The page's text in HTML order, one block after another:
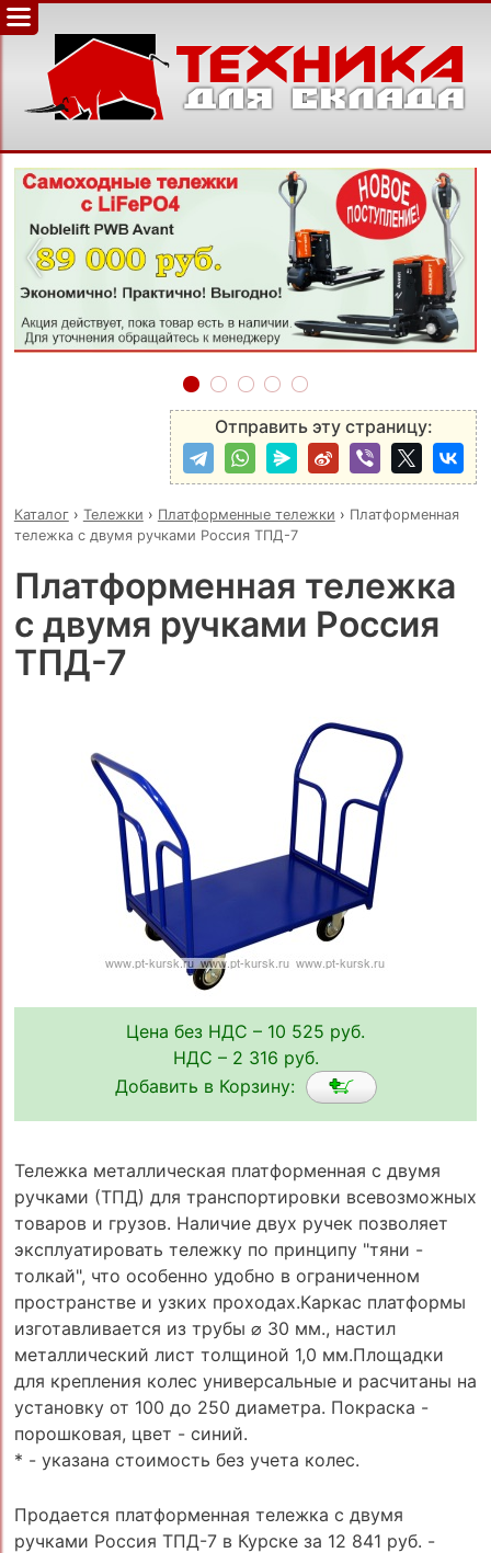
‹ ›
Отправить эту страницу:
Каталог› Тележки › Платформенные тележки › Платформенная
тележка с двумя ручками Россия ТПД-7
Платформенная тележка
с двумя ручками Россия
ТПД-7
Цена без НДС – 10 525 руб.
НДС – 2 316 руб.
Добавить в Корзину:
Тележка металлическая платформенная с двумя
ручками (ТПД) для транспортировки всевозможных
товаров и грузов. Наличие двух ручек позволяет
эксплуатировать тележку по принципу "тяни -
толкай", что особенно удобно в ограниченном
пространстве и узких проходах.Каркас платформы
изготавливается из трубы ⌀ 30 мм., настил
металлический лист толщиной 1,0 мм.Площадки
для крепления колес универсальные и расчитаны на
установку от 100 до 250 диаметра. Покраска -
порошковая, цвет - синий.
* - указана стоимость без учета колес.
Продается платформенная тележка с двумя
ручками Россия ТПД-7 в Курске за 12 841 руб. -